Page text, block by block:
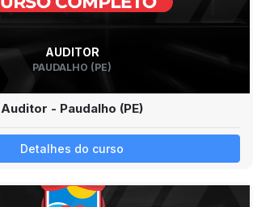
AUDITOR
PAUDALHO (PE)
Auditor - Paudalho (PE)
Detalhes do curso